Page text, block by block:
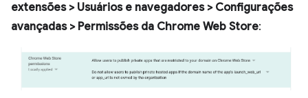
extensões > Usuários e navegadores > Configurações
avançadas > Permissões da Chrome Web Store: